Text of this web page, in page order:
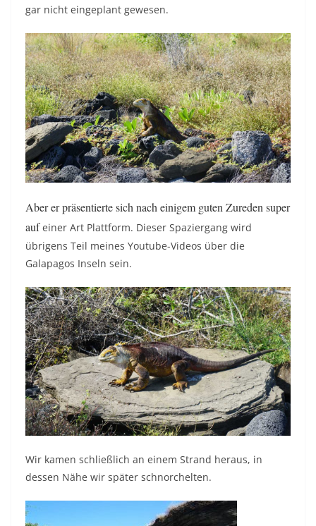
gar nicht eingeplant gewesen.
Aber er präsentierte sich nach einigem guten Zureden super
aufeiner Art Plattform. Dieser Spaziergang wird
übrigens Teil meines Youtube-Videos über die
Galapagos Inseln sein.
Wir kamen schließlich an einem Strand heraus, in
dessen Nähe wir später schnorchelten.